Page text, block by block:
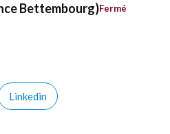
Bettembourg)Fermé
Linkedin